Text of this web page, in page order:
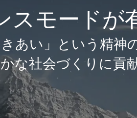
スモードが
あい」という精神
な社会づくりに貢